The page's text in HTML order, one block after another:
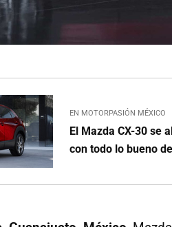
EN MOTORPASIÓN MÉXICO
El Mazda CX-30 se
con todo lo bueno